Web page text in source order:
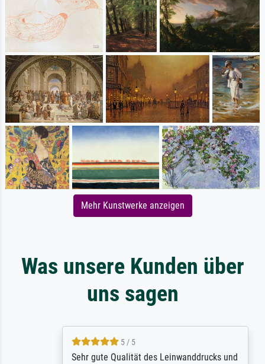
Mehr Kunstwerke anzeigen
Was unsere Kunden über
uns sagen
5 / 5
Sehr gute Qualität des Leinwanddrucks und